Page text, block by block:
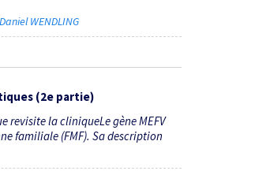
WENDLING
(2e partie)
la cliniqueLe gène MEFV
familiale (FMF). Sa description